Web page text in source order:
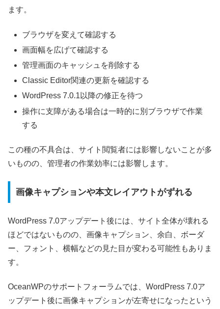
ます。
ブラウザを変えて確認する
画面幅を広げて確認する
管理画面のキャッシュを削除する
Classic Editor関連の更新を確認する
WordPress 7.0.1以降の修正を待つ
操作に支障がある場合は一時的に別ブラウザで作業
する
この種の不具合は、サイト閲覧者には影響しないことが多
いものの、管理者の作業効率には影響します。
画像キャプションや本文レイアウトがずれる
WordPress 7.0アップデート後には、サイト全体が壊れる
ほどではないものの、画像キャプション、余白、ボーダ
ー、フォント、横幅などの見た目が変わる可能性もありま
す。
OceanWPのサポートフォーラムでは、WordPress 7.0ア
ップデート後に画像キャプションが左寄せになったという